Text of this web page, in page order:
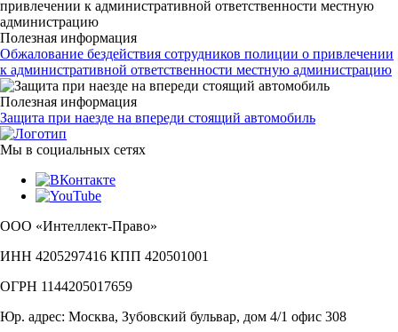
Полезная информация
Обжалование бездействия сотрудников полиции о привлечении
к административной ответственности местную администрацию
Полезная информация
Защита при наезде на впереди стоящий автомобиль
Мы в социальных сетях
ООО «Интеллект-Право»
ИНН 4205297416 КПП 420501001
ОГРН 1144205017659
Юр. адрес: Москва, Зубовский бульвар, дом 4/1 офис 308